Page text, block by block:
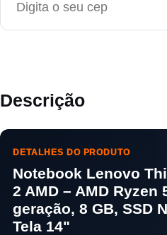
Descrição
DETALHES DO PRODUTO
Notebook Lenovo
2 AMD – AMD Ryzen
geração, 8 GB, SSD
Tela 14"